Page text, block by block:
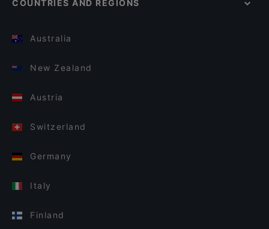
COUNTRIES AND REGIONS
Australia
New Zealand
Austria
Switzerland
Germany
Italy
Finland